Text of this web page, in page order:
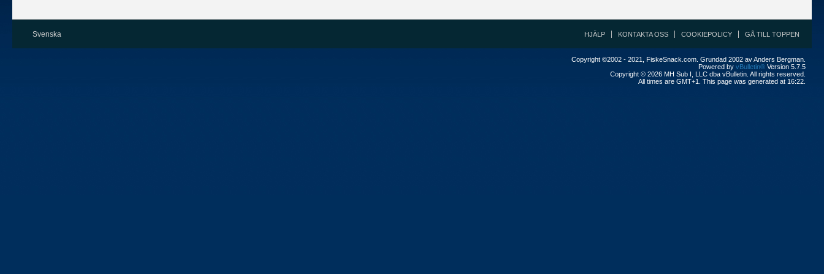
Svenska HJÄLP KONTAKTA OSS COOKIEPOLICY GÅ TILL TOPPEN
Copyright ©2002 - 2021, FiskeSnack.com. Grundad 2002 av Anders Bergman.
Powered by vBulletin® Version 5.7.5
Copyright © 2026 MH Sub I, LLC dba vBulletin. All rights reserved.
All times are GMT+1. This page was generated at 16:22.